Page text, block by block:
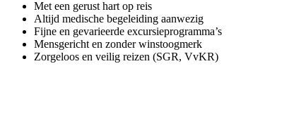
Met een gerust hart op reis
Altijd medische begeleiding aanwezig
Fijne en gevarieerde excursieprogramma’s
Mensgericht en zonder winstoogmerk
Zorgeloos en veilig reizen (SGR, VvKR)